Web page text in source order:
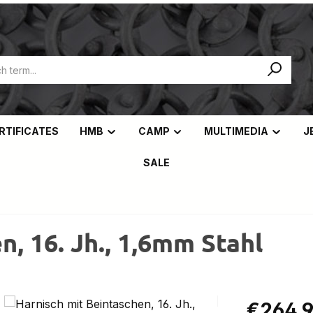
HMB CAMP MULTIMEDIA
SALE
16. Jh., 1,6mm Stahl
Regular